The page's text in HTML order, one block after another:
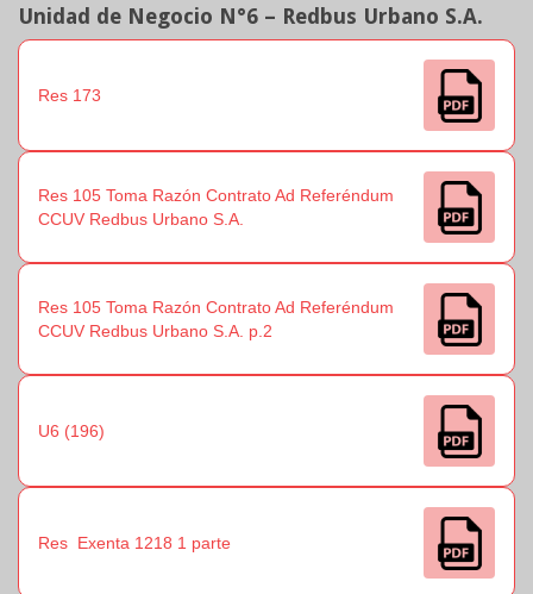
Unidad de Negocio N°6 – Redbus Urbano S.A.
Res 173
Res 105 Toma Razón Contrato Ad Referéndum
CCUV Redbus Urbano S.A.
Res 105 Toma Razón Contrato Ad Referéndum
CCUV Redbus Urbano S.A. p.2
U6 (196)
Res Exenta 1218 1 parte